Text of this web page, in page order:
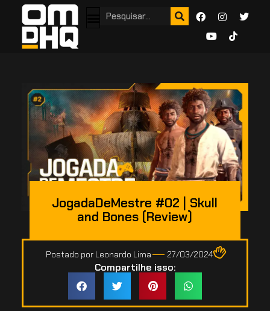
JogadaDeMestre #02 | Skull
and Bones (Review)
Postado porLeonardo Lima 27/03/2024
Compartilhe isso: